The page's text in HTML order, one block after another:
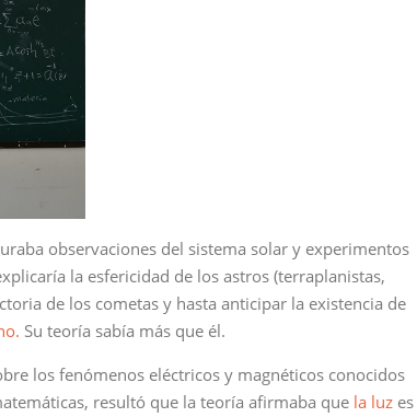
observaciones del sistema solar y experimentos
la esfericidad de los astros (terraplanistas,
de los cometas y hasta anticipar la existencia de
Su teoría sabía más que él.
los fenómenos eléctricos y magnéticos conocidos
resultó que la teoría afirmaba que la luz es